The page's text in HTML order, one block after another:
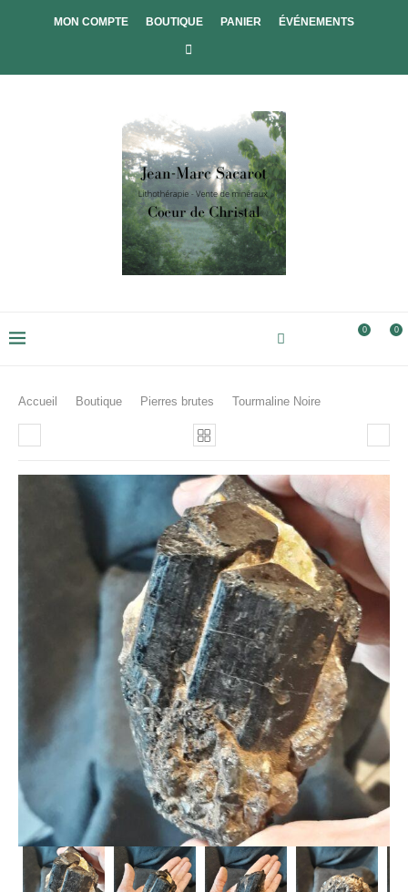
MON COMPTE BOUTIQUE PANIER ÉVÉNEMENTS
0 0
Accueil Boutique Pierres brutes Tourmaline Noire